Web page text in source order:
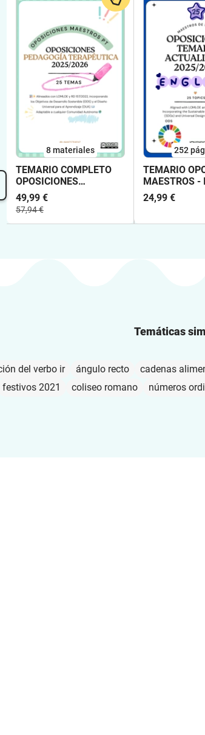
8 materiales
TEMARIO COMPLETO
OPOSICIONES
PEDAGOGÍA
TERAPÉUTICA - 25
TEMAS LOMLOE - 2026
49,99 €
57,94 €
252
TEMARIO
MAESTROS -
LOMLOE
24,99 €
Temáticas
del verbo ir ángulo recto cadenas
festivos 2021 coliseo romano números